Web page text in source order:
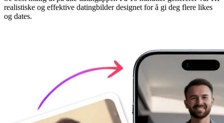
realistiske og effektive datingbilder designet for å gi deg flere likes
og dates.